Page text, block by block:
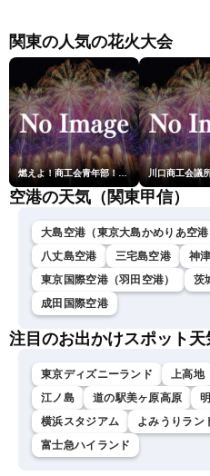
グ・福吉貴文〉／H3ロケッ
ト「みちびき7号機」の打
上げ
関東の人気の花火大会
燃えよ！商工会青年部！！第23回こうのす花火大会
空港の天気（関東甲信）
大島空港（東京大島かめりあ空港
八丈島空港
三宅島空港 神
東京国際空港（羽田空港）
茨
成田国際空港
注目のお出かけスポット天
東京ディズニーランド 上高地
江ノ島
道の駅美ヶ原高原
横浜スタジアム
よみうりラン
富士急ハイランド